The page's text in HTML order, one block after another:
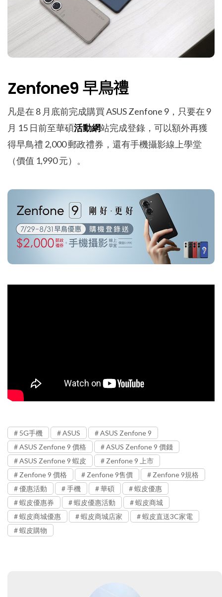
Zenfone9 早鳥禮
凡是在 8 月底前完成購買 ASUS Zenfone 9，只要在 9
月 15 日前至華碩活動網站完成登錄，可以額外再獲
得早鳥禮 2,000 郵政禮券，還有手機攝影線上學堂
（價值 1,990 元）。
5G手機 ASUS
ASUS Zenfone 9
ASUS Zenfone 9 價格
ASUS Zenfone 9 價錢
ASUS Zenfone 9 蝦皮
Zenfone 9 上市
Zenfone 9 價格
Zenfone 9售價
Zenfone 9規格
優惠活動
手機 華碩
蝦皮優惠
蝦皮優惠券
蝦皮優惠活動
蝦皮商城
蝦皮商城優惠
蝦皮商城店家
蝦皮直送3C家電
蝦皮購物